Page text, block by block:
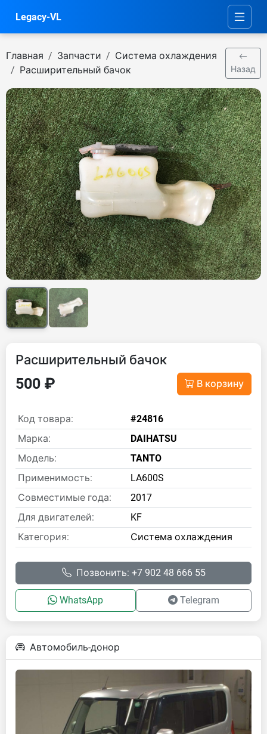
Legacy-VL
Главная Запчасти
Система охлаждения
Расширительный бачок
Назад
Расширительный бачок
500 ₽ В корзину
Код товара:
#24816
Марка:
DAIHATSU
Модель:
TANTO
Применимость:
LA600S
Совместимые года:
2017
Для двигателей:
KF
Категория:
Система охлаждения
Позвонить: +7 902 48 666 55
WhatsApp Telegram
Автомобиль-донор